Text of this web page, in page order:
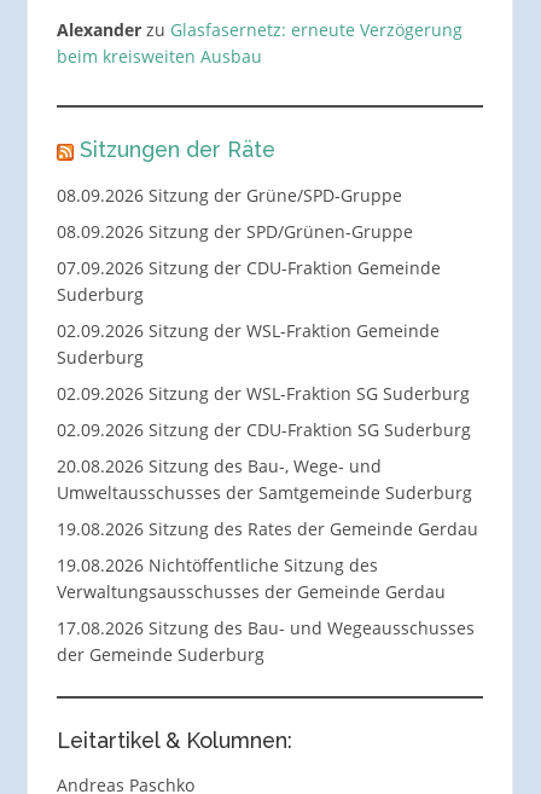
Alexanderzu Glasfasernetz: erneute Verzögerung
beim kreisweiten Ausbau
Sitzungen der Räte
08.09.2026 Sitzung der Grüne/SPD-Gruppe
08.09.2026 Sitzung der SPD/Grünen-Gruppe
07.09.2026 Sitzung der CDU-Fraktion Gemeinde
Suderburg
02.09.2026 Sitzung der WSL-Fraktion Gemeinde
Suderburg
02.09.2026 Sitzung der WSL-Fraktion SG Suderburg
02.09.2026 Sitzung der CDU-Fraktion SG Suderburg
20.08.2026 Sitzung des Bau-, Wege- und
Umweltausschusses der Samtgemeinde Suderburg
19.08.2026 Sitzung des Rates der Gemeinde Gerdau
19.08.2026 Nichtöffentliche Sitzung des
Verwaltungsausschusses der Gemeinde Gerdau
17.08.2026 Sitzung des Bau- und Wegeausschusses
der Gemeinde Suderburg
Leitartikel & Kolumnen:
Andreas Paschko